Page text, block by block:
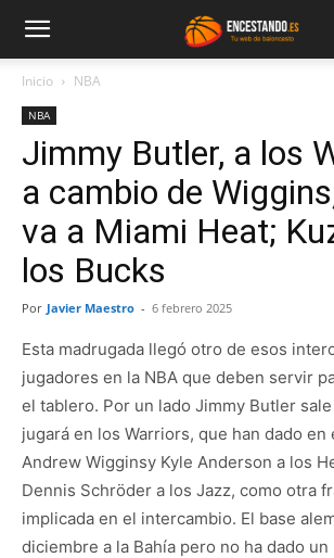
Inicio NBA
NBA
Jimmy Butler, a los
a cambio de
va a Miami Heat;
los Bucks
Por Javier Maestro - 6 febrero 2025
Esta madrugada llegó otro de esos
jugadores en la NBA que deben servir
el tablero. Por un lado Jimmy Butler
jugará en los Warriors, que han dado en
Andrew Wigginsy Kyle Anderson a los
Dennis Schröder a los Jazz, como otra
implicada en el intercambio. El base
diciembre a la Bahía pero no ha dado un